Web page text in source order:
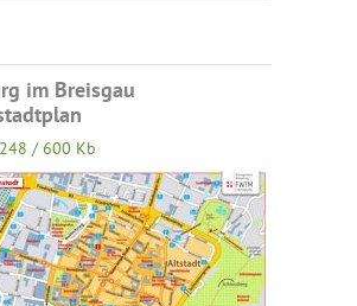
im Breisgau
/ 600 Kb